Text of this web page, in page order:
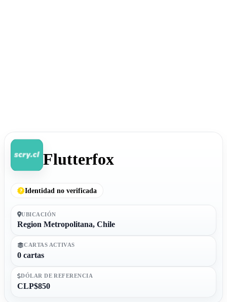
Flutterfox
Identidad no verificada
UBICACIÓN
Region Metropolitana, Chile
CARTAS ACTIVAS
0 cartas
DÓLAR DE REFERENCIA
CLP$850